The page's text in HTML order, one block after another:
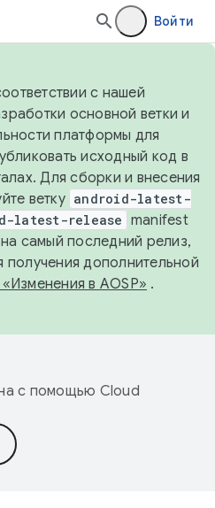
Войти
с нашей
основной ветки и
платформы для
исходный код в
Для сборки и внесения
ветку android-latest-
latest-release manifest
самый последний релиз,
получения дополнительной
в AOSP» .
с помощью Cloud